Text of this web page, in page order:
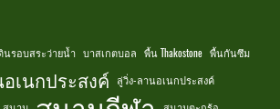
นรอบสระว่ายน้ำ บาสเกตบอล พื้น Thakostone พื้นกันซึม
เนกประสงค์ ลู่วิ่ง-ลานอเนกประสงค์